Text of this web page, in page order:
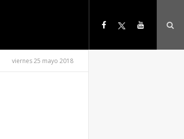
viernes 25 mayo 2018